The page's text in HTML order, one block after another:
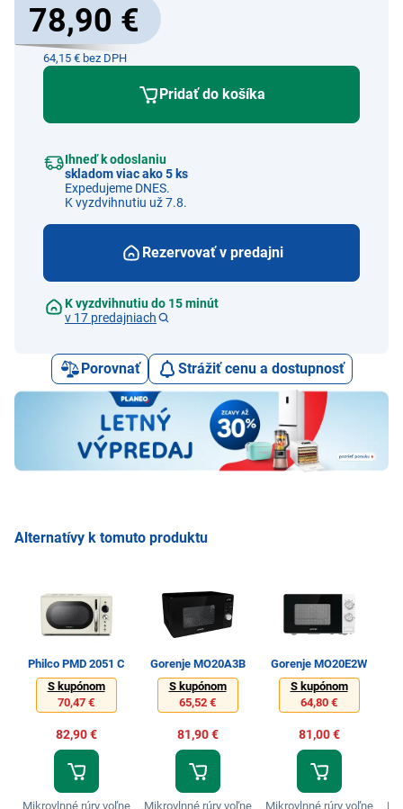
78,90 €
64,15 € bez DPH
Pridať do košíka
Ihneď k odoslaniu
skladom viac ako 5 ks
Expedujeme DNES.
K vyzdvihnutiu už 7.8.
Rezervovať v predajni
K vyzdvihnutiu do 15 minút
v 17 predajniach
Porovnať Strážiť cenu a dostupnosť
Alternatívy k tomuto produktu
Philco PMD 2051 C
S kupónom
70,47 €
82,90 €
Mikrovlnné rúry voľne
Gorenje MO20A3B
S kupónom
65,52 €
81,90 €
Mikrovlnné rúry voľne
Gorenje MO20E2W
S kupónom
64,80 €
81,00 €
Mikrovlnné rúry voľne